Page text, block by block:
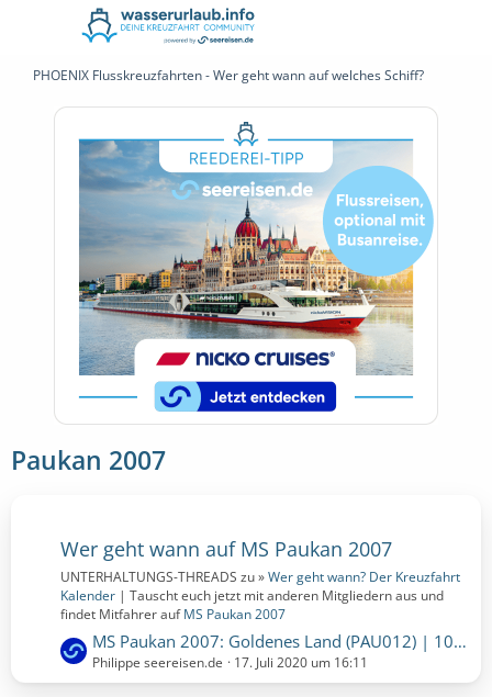
PHOENIX Flusskreuzfahrten - Wer geht wann auf welches Schiff?
Paukan 2007
Wer geht wann auf MS Paukan 2007
UNTERHALTUNGS-THREADS zu »Wer geht wann? Der Kreuzfahrt
Kalender | Tauscht euch jetzt mit anderen Mitgliedern aus und
findet Mitfahrer aufMS Paukan 2007
L
e
t
MS Paukan 2007: Goldenes Land (PAU012) | 10 Nächte | 22.11.2020 bis 02.12.2020 (Sonntag, 22. November 2020, 00:00 - Mittwoch, 2. Dezember 2020, 00:00)
Philippe seereisen.de 17. Juli 2020 um 16:11